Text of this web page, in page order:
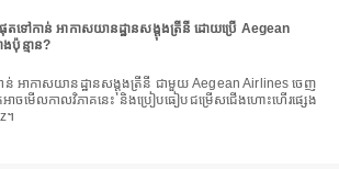
ទៅកាន់ អាកាសយានដ្ឋានសង្តុងត្រីនី ដោយប្រើ Aegean
ប៉ុន្មាន?
ាចមើលកាលវិភាគនេះ និងប្រៀបធៀបជម្រើសជើងហោះហើរផ្សេង
។